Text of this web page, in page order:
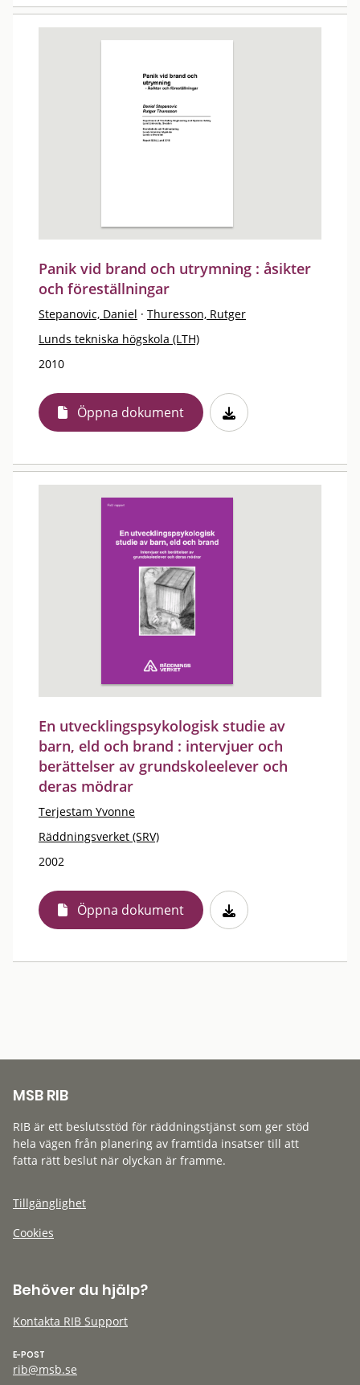
Panik vid brand och utrymning : åsikter
och föreställningar
Stepanovic, Daniel · Thuresson, Rutger
Lunds tekniska högskola (LTH)
2010
Öppna dokument
En utvecklingspsykologisk studie av
barn, eld och brand : intervjuer och
berättelser av grundskoleelever och
deras mödrar
Terjestam Yvonne
Räddningsverket (SRV)
2002
Öppna dokument
MSB RIB
RIB är ett beslutsstöd för räddningstjänst som ger stöd
hela vägen från planering av framtida insatser till att
fatta rätt beslut när olyckan är framme.
Tillgänglighet
Cookies
Behöver du hjälp?
Kontakta RIB Support
E-POST
rib@msb.se